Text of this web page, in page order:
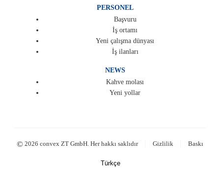
PERSONEL
Başvuru
İş ortamı
Yeni çalışma dünyası
İş ilanları
NEWS
Kahve molası
Yeni yollar
© 2026 convex ZT GmbH. Her hakkı saklıdır Gizlilik Baskı
Türkçe